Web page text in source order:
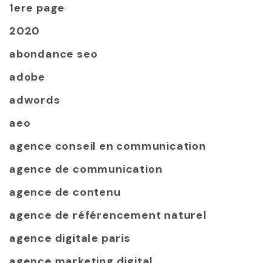
1ere page
2020
abondance seo
adobe
adwords
aeo
agence conseil en communication
agence de communication
agence de contenu
agence de référencement naturel
agence digitale paris